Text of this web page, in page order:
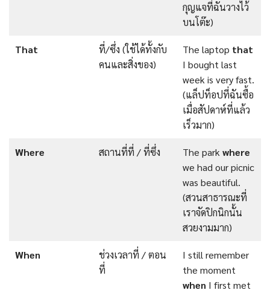
กุญแจที่ฉันวางไว้
บนโต๊ะ)
That
ที่/ซึ่ง (ใช้ได้ทั้งกับ
คนและสิ่งของ)
The laptop that
I bought last
week is very fast.
(แล็ปท็อปที่ฉันซื้อ
เมื่อสัปดาห์ที่แล้ว
เร็วมาก)
Where สถานที่ที่ / ที่ซึ่ง The parkwhere
we had our picnic
was beautiful.
(สวนสาธารณะที่
เราจัดปิกนิกนั้น
สวยงามมาก)
When
ช่วงเวลาที่ / ตอน
ที่
I still remember
the moment
when I first met